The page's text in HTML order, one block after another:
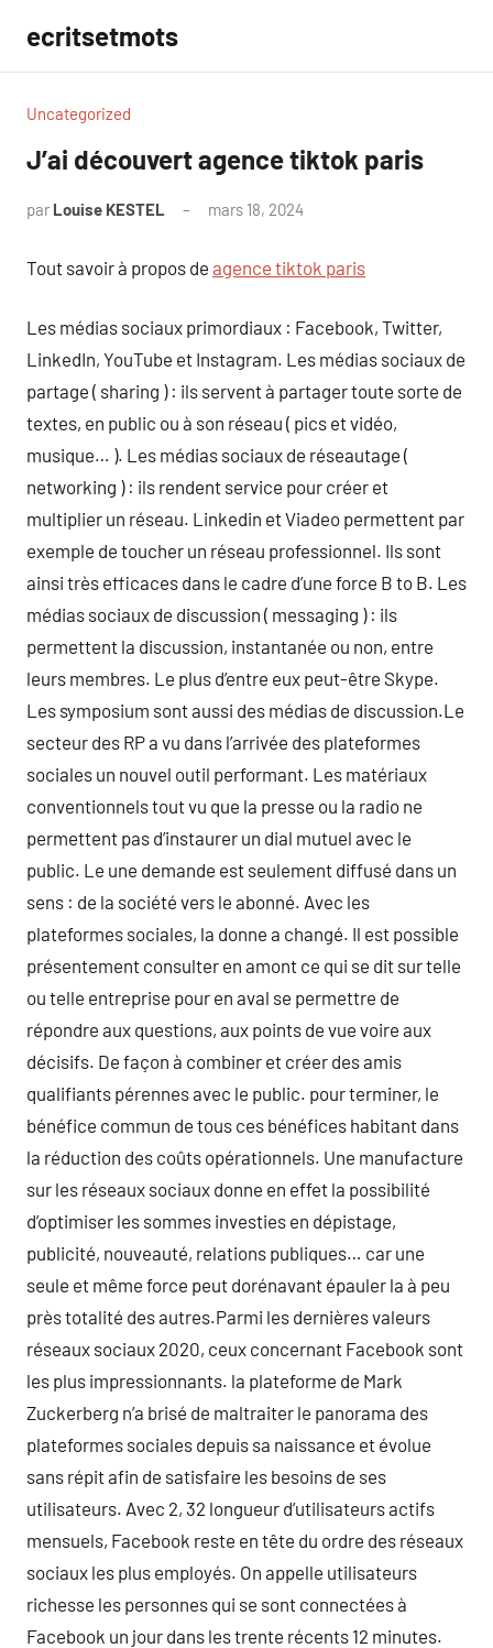
contenu
ecritsetmots
Uncategorized
J’ai découvert agence tiktok paris
par Louise KESTEL mars 18, 2024
Tout savoir à propos de agence tiktok paris
Les médias sociaux primordiaux : Facebook, Twitter,
LinkedIn, YouTube et Instagram. Les médias sociaux de
partage ( sharing ) : ils servent à partager toute sorte de
textes, en public ou à son réseau ( pics et vidéo,
musique… ). Les médias sociaux de réseautage (
networking ) : ils rendent service pour créer et
multiplier un réseau. Linkedin et Viadeo permettent par
exemple de toucher un réseau professionnel. Ils sont
ainsi très efficaces dans le cadre d’une force B to B. Les
médias sociaux de discussion ( messaging ) : ils
permettent la discussion, instantanée ou non, entre
leurs membres. Le plus d’entre eux peut-être Skype.
Les symposium sont aussi des médias de discussion.Le
secteur des RP a vu dans l’arrivée des plateformes
sociales un nouvel outil performant. Les matériaux
conventionnels tout vu que la presse ou la radio ne
permettent pas d’instaurer un dial mutuel avec le
public. Le une demande est seulement diffusé dans un
sens : de la société vers le abonné. Avec les
plateformes sociales, la donne a changé. Il est possible
présentement consulter en amont ce qui se dit sur telle
ou telle entreprise pour en aval se permettre de
répondre aux questions, aux points de vue voire aux
décisifs. De façon à combiner et créer des amis
qualifiants pérennes avec le public. pour terminer, le
bénéfice commun de tous ces bénéfices habitant dans
la réduction des coûts opérationnels. Une manufacture
sur les réseaux sociaux donne en effet la possibilité
d’optimiser les sommes investies en dépistage,
publicité, nouveauté, relations publiques… car une
seule et même force peut dorénavant épauler la à peu
près totalité des autres.Parmi les dernières valeurs
réseaux sociaux 2020, ceux concernant Facebook sont
les plus impressionnants. la plateforme de Mark
Zuckerberg n’a brisé de maltraiter le panorama des
plateformes sociales depuis sa naissance et évolue
sans répit afin de satisfaire les besoins de ses
utilisateurs. Avec 2, 32 longueur d’utilisateurs actifs
mensuels, Facebook reste en tête du ordre des réseaux
sociaux les plus employés. On appelle utilisateurs
richesse les personnes qui se sont connectées à
Facebook un jour dans les trente récents 12 minutes.